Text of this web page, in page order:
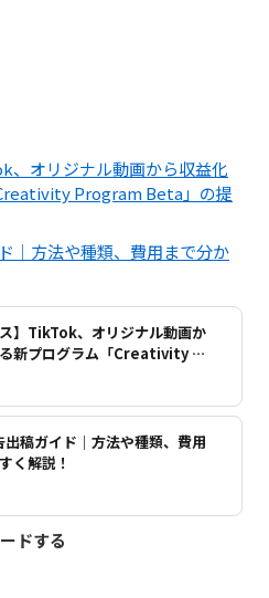
、オリジナル動画から収益化
Program Beta」の提
｜方法や種類、費用まで分か
ス】TikTok、オリジナル動画か
新プログラム「Creativity Pr
提供開始
稿ガイド｜方法や種類、費用
く解説！
ドする